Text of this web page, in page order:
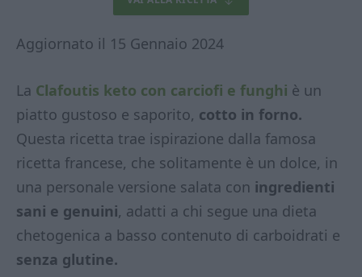
Aggiornato il 15 Gennaio 2024
La Clafoutis keto con carciofi e funghi è un
piatto gustoso e saporito, cotto in forno.
Questa ricetta trae ispirazione dalla famosa
ricetta francese, che solitamente è un dolce, in
una personale versione salata con ingredienti
sani e genuini, adatti a chi segue una dieta
chetogenica a basso contenuto di carboidrati e
senza glutine.